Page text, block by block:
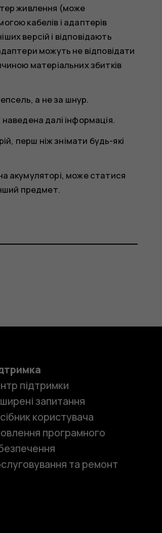
живлення (може
кабелів і адаптерів
версій і відповідають
можуть не відповідати
матеріальних збитків
а не за шнур.
далі інформація.
перш ніж знімати будь-які
акумуляторі, може статися
предмет.
підтримки
запитання
користувача
програмного
та ремонт